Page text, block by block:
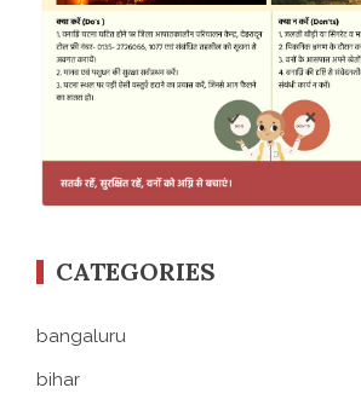
CATEGORIES
bangaluru
bihar